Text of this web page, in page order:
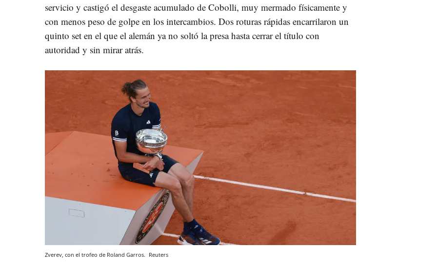
servicio y castigó el desgaste acumulado de Cobolli, muy mermado físicamente y
con menos peso de golpe en los intercambios. Dos roturas rápidas encarrilaron un
quinto set en el que el alemán ya no soltó la presa hasta cerrar el título con
autoridad y sin mirar atrás.
Zverev, con el trofeo de Roland Garros. Reuters